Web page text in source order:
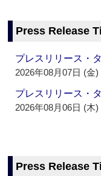
Press Release
プレスリリース・
2026年08月07日 (金)
プレスリリース・
2026年08月06日 (木)
Press Release